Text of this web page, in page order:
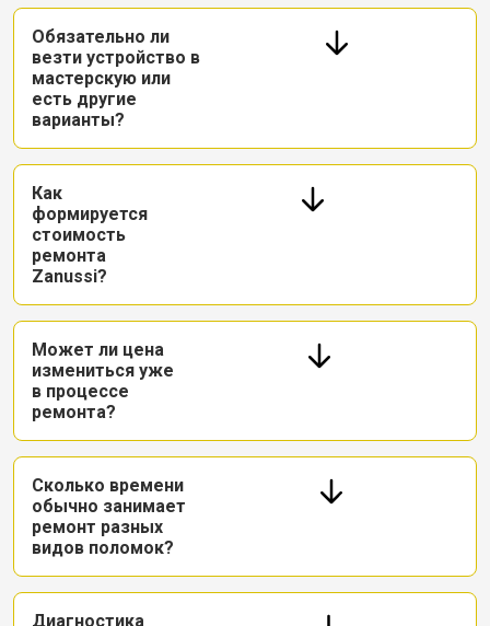
Обязательно ли
везти устройство в
мастерскую или
есть другие
варианты?
Как
формируется
стоимость
ремонта
Zanussi?
Может ли цена
измениться уже
в процессе
ремонта?
Сколько времени
обычно занимает
ремонт разных
видов поломок?
Диагностика